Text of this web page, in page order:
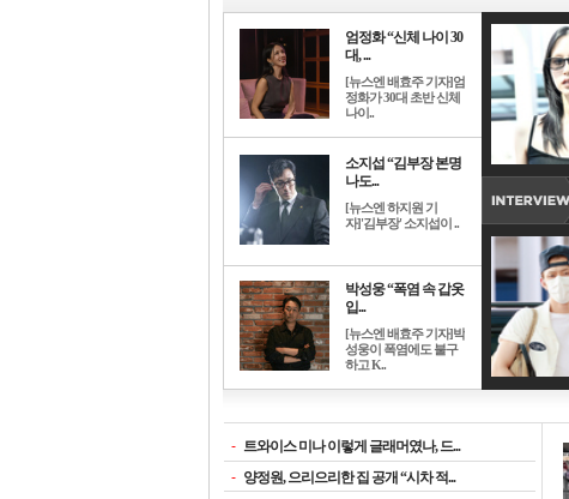
엄정화 “신체 나이 30
대, ...
[뉴스엔 배효주 기자]엄
정화가 30대 초반 신체
나이..
소지섭 “김부장 본명
나도...
[뉴스엔 하지원 기
자]'김부장' 소지섭이 ..
박성웅 “폭염 속 갑옷
입...
[뉴스엔 배효주 기자]박
성웅이 폭염에도 불구
하고 K..
- 트와이스 미나 이렇게 글래머였나, 드...
- 양정원, 으리으리한 집 공개 “시차 적...